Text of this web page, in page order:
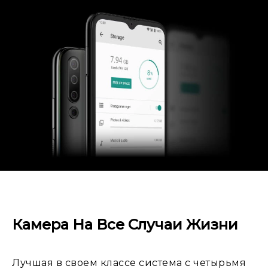
Камера На Все Случаи Жизни
Лучшая в своем классе система с четырьмя